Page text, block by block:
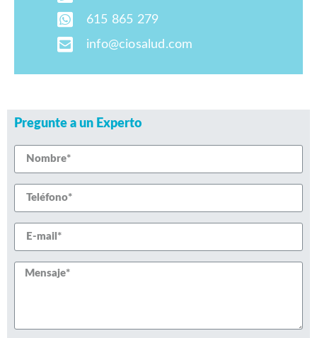
615 865 279
info@ciosalud.com
Pregunte a un Experto